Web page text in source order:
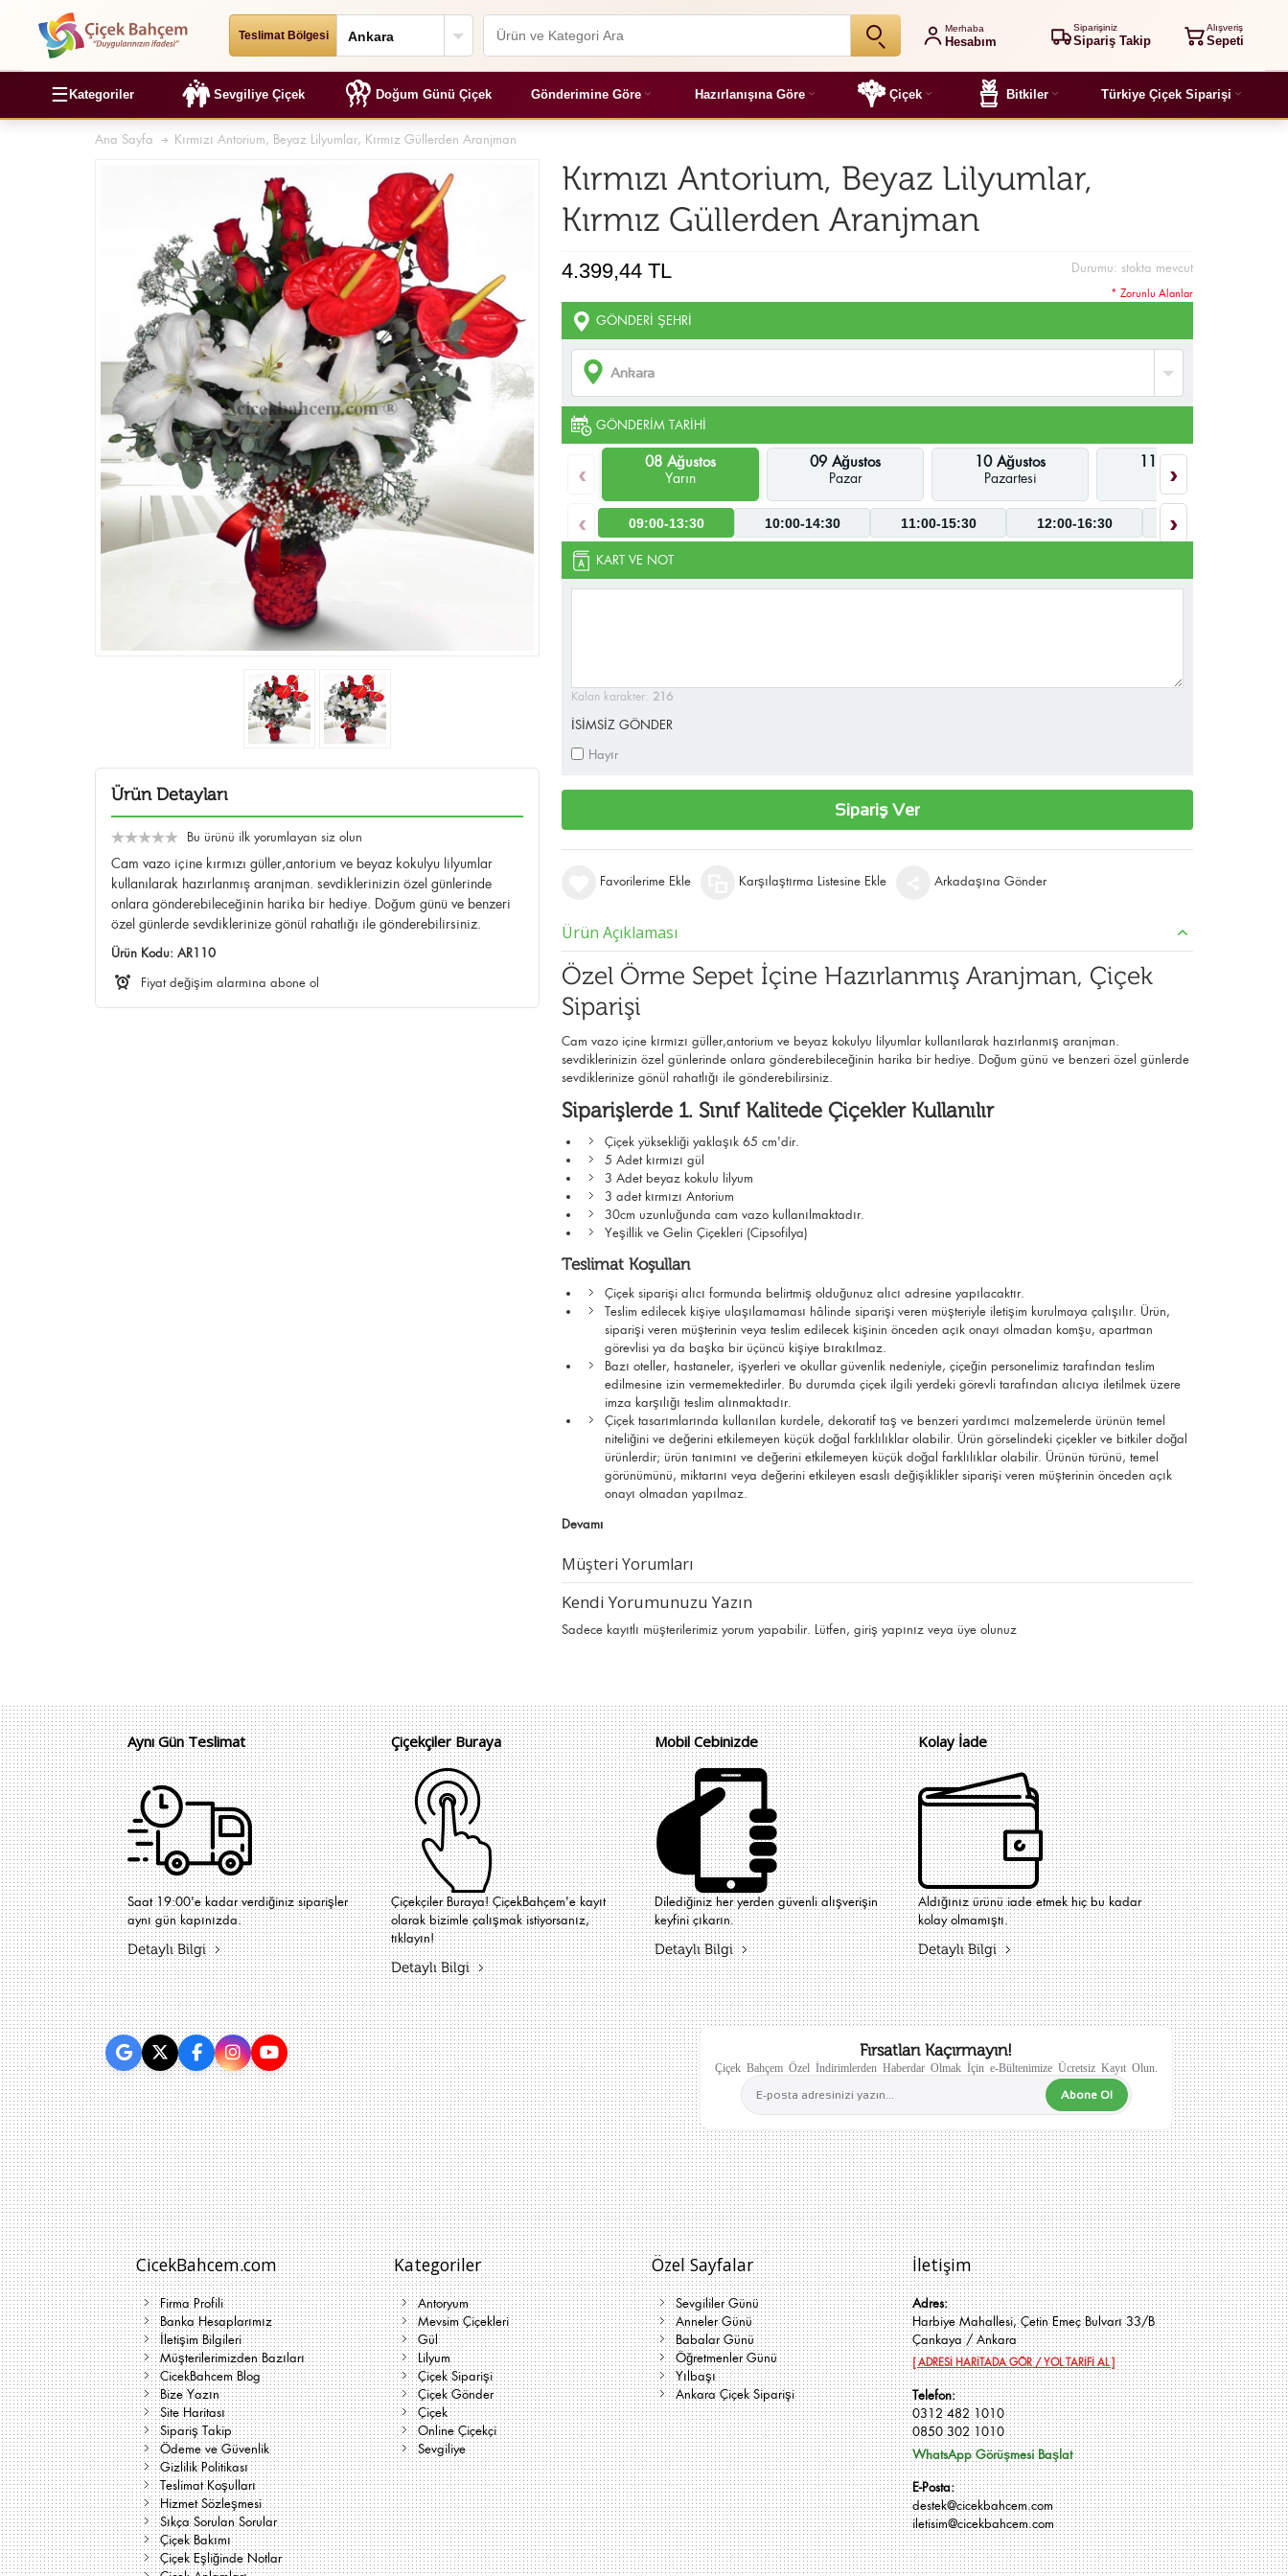
Teslimat Bölgesi
Merhaba
Hesabım
Siparişiniz
Sipariş Takip
Alışveriş
Sepeti
☰ Kategoriler Sevgiliye Çiçek Doğum Günü Çiçek Gönderimine Göre Hazırlanışına Göre Çiçek Bitkiler Türkiye Çiçek Siparişi
Ana Sayfa Kırmızı Antorium, Beyaz Lilyumlar, Kırmız Güllerden Aranjman
Ürün Detayları
Bu ürünü ilk yorumlayan siz olun
Cam vazo içine kırmızı güller,antorium ve beyaz kokulyu lilyumlar
kullanılarak hazırlanmış aranjman. sevdiklerinizin özel günlerinde
onlara gönderebileceğinin harika bir hediye. Doğum günü ve benzeri
özel günlerde sevdiklerinize gönül rahatlığı ile gönderebilirsiniz.
Ürün Kodu:AR110
Fiyat değişim alarmına abone ol
Kırmızı Antorium, Beyaz Lilyumlar,
Kırmız Güllerden Aranjman
Durumu: stokta mevcut
4.399,44 TL
GÖNDERI ŞEHRI
GÖNDERIM TARIHI
‹ 08 Ağustos
Yarın
09 Ağustos
Pazar
10 Ağustos
Pazartesi
11 Ağustos
Salı
›
‹
09:00-13:30 10:00-14:30 11:00-15:30 12:00-16:30 09:00-17:30
›
KART VE NOT
Kalan karakter: 216
İSİMSİZ GÖNDER
Hayır
* Zorunlu Alanlar
Sipariş Ver
Favorilerime Ekle Karşılaştırma Listesine Ekle Arkadaşına Gönder
Ürün Açıklaması
Özel Örme Sepet İçine Hazırlanmış Aranjman, Çiçek
Siparişi
Cam vazo içine kırmızı güller,antorium ve beyaz kokulyu lilyumlar kullanılarak hazırlanmış aranjman.
sevdiklerinizin özel günlerinde onlara gönderebileceğinin harika bir hediye. Doğum günü ve benzeri özel günlerde
sevdiklerinize gönül rahatlığı ile gönderebilirsiniz.
Siparişlerde 1. Sınıf Kalitede Çiçekler Kullanılır
Çiçek yüksekliği yaklaşık 65 cm'dir.
5 Adet kırmızı gül
3 Adet beyaz kokulu lilyum
3 adet kırmızı Antorium
30cm uzunluğunda cam vazo kullanılmaktadır.
Yeşillik ve Gelin Çiçekleri (Cipsofilya)
Teslimat Koşulları
Çiçek siparişi alıcı formunda belirtmiş olduğunuz alıcı adresine yapılacaktır.
Teslim edilecek kişiye ulaşılamaması hâlinde siparişi veren müşteriyle iletişim kurulmaya çalışılır. Ürün,
siparişi veren müşterinin veya teslim edilecek kişinin önceden açık onayı olmadan komşu, apartman
görevlisi ya da başka bir üçüncü kişiye bırakılmaz.
Bazı oteller, hastaneler, işyerleri ve okullar güvenlik nedeniyle, çiçeğin personelimiz tarafından teslim
edilmesine izin vermemektedirler. Bu durumda çiçek ilgili yerdeki görevli tarafından alıcıya iletilmek üzere
imza karşılığı teslim alınmaktadır.
Çiçek tasarımlarında kullanılan kurdele, dekoratif taş ve benzeri yardımcı malzemelerde ürünün temel
niteliğini ve değerini etkilemeyen küçük doğal farklılıklar olabilir. Ürün görselindeki çiçekler ve bitkiler doğal
ürünlerdir; ürün tanımını ve değerini etkilemeyen küçük doğal farklılıklar olabilir. Ürünün türünü, temel
görünümünü, miktarını veya değerini etkileyen esaslı değişiklikler siparişi veren müşterinin önceden açık
onayı olmadan yapılmaz.
Devamı
Müşteri Yorumları
Kendi Yorumunuzu Yazın
Sadece kayıtlı müşterilerimiz yorum yapabilir. Lütfen,giriş yapınız veya üye olunuz
Aynı Gün Teslimat
Saat 19:00'e kadar verdiğiniz siparişler
aynı gün kapınızda.
Detaylı Bilgi
Çiçekçiler Buraya
Çiçekçiler Buraya! ÇiçekBahçem'e kayıt
olarak bizimle çalışmak istiyorsanız,
tıklayın!
Detaylı Bilgi
Mobil Cebinizde
Dilediğiniz her yerden güvenli alışverişin
keyfini çıkarın.
Detaylı Bilgi
Kolay İade
Aldığınız ürünü iade etmek hiç bu kadar
kolay olmamıştı.
Detaylı Bilgi
Fırsatları Kaçırmayın!
Çiçek Bahçem Özel İndirimlerden Haberdar Olmak İçin e-Bültenimize Ücretsiz Kayıt Olun.
Abone Ol
CicekBahcem.com
Firma Profili
Banka Hesaplarımız
İletişim Bilgileri
Müşterilerimizden Bazıları
CicekBahcem Blog
Bize Yazın
Site Haritası
Sipariş Takip
Ödeme ve Güvenlik
Gizlilik Politikası
Teslimat Koşulları
Hizmet Sözleşmesi
Sıkça Sorulan Sorular
Çiçek Bakımı
Çiçek Eşliğinde Notlar
Kategoriler
Antoryum
Mevsim Çiçekleri
Gül
Lilyum
Çiçek Siparişi
Çiçek Gönder
Çiçek
Online Çiçekçi
Sevgiliye
Özel Sayfalar
Sevgililer Günü
Anneler Günü
Babalar Günü
Öğretmenler Günü
Yılbaşı
Ankara Çiçek Siparişi
İletişim
Adres:
Harbiye Mahallesi, Çetin Emeç Bulvarı 33/B
Çankaya / Ankara
[ ADRESİ HARİTADA GÖR / YOL TARİFİ AL ]
Telefon:
0312 482 1010
0850 302 1010
WhatsApp Görüşmesi Başlat
E-Posta:
destek@cicekbahcem.com
iletisim@cicekbahcem.com